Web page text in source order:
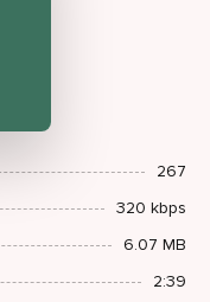
267
320 kbps
6.07 MB
2:39